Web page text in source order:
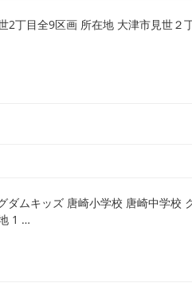
2丁目全9区画 所在地 大津市見世
ダムキッズ 唐崎小学校 唐崎中学
1 …